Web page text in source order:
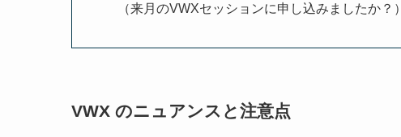
（来月のVWXセッションに申し込みましたか？）
VWX のニュアンスと注意点